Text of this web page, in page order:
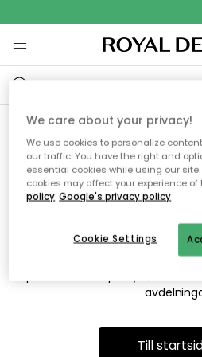
Vi hittar tyvärr
Detta kan bero på att sidan inte
flyttats. Vi ber om ursäkt för
prova att söka på nytt, eller
Till
We care about your privacy!
We use cookies to personalize
our traffic. You have the right and
essential cookies while using our
cookies may affect your experience of
policy Google's privacy policy
Cookie Settings